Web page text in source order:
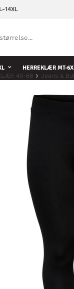
14XL
HERREKLÆR MT-
40-66 Jeans &